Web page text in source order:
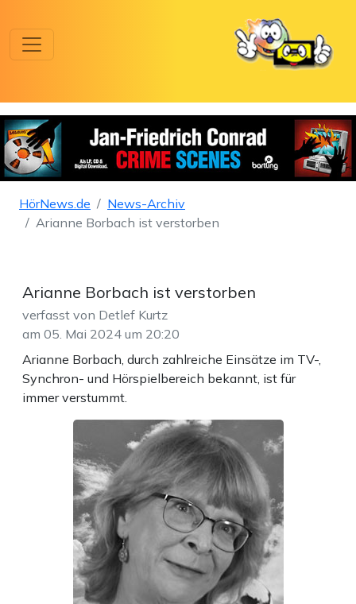
HörNews.de
News-Archiv
Arianne Borbach ist verstorben
Arianne Borbach ist verstorben
verfasst von Detlef Kurtz
am 05. Mai 2024 um 20:20
Arianne Borbach, durch zahlreiche Einsätze im TV-,
Synchron- und Hörspielbereich bekannt, ist für
immer verstummt.